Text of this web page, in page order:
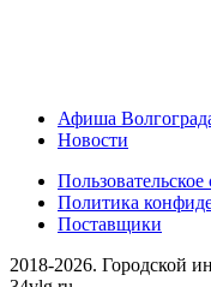
Афиша
Новости
Политика
Поставщики
2018-2026. Городской